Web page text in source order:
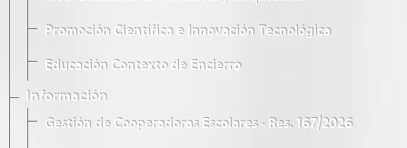
Promoción Científica e Innovación Tecnológica
Educación Contexto de Encierro
Información
Gestión de Cooperadoras Escolares · Res. 167/2026